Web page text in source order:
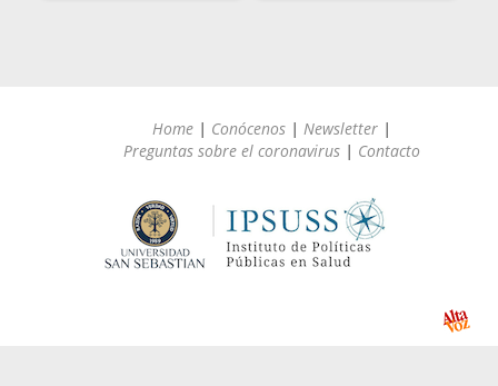
Home | Conócenos | Newsletter |
Preguntas sobre el coronavirus | Contacto